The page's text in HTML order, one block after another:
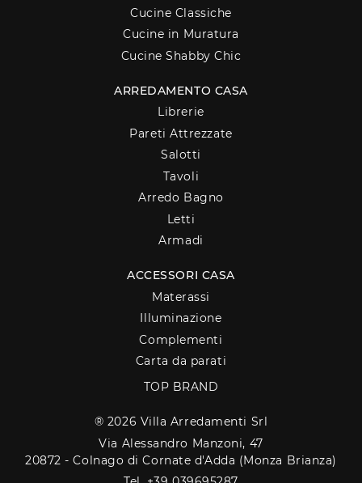
Cucine Classiche
Cucine in Muratura
Cucine Shabby Chic
ARREDAMENTO CASA
Librerie
Pareti Attrezzate
Salotti
Tavoli
Arredo Bagno
Letti
Armadi
ACCESSORI CASA
Materassi
Illuminazione
Complementi
Carta da parati
TOP BRAND
® 2026 Villa Arredamenti Srl
Via Alessandro Manzoni, 47
20872 - Colnago di Cornate d'Adda (Monza Brianza)